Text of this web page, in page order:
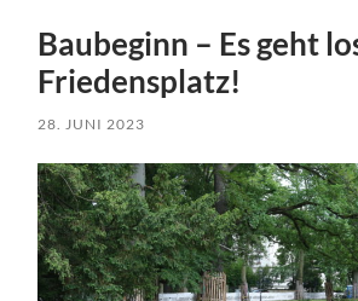
Baubeginn – Es geht
Friedensplatz!
28. JUNI 2023